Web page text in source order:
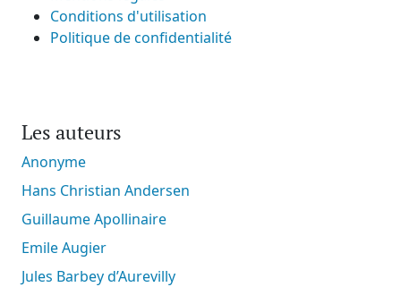
Conditions d'utilisation
Politique de confidentialité
Les auteurs
Anonyme
Hans Christian Andersen
Guillaume Apollinaire
Emile Augier
Jules Barbey d’Aurevilly